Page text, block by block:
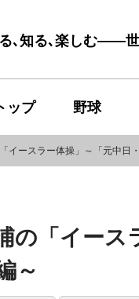
､知る､楽しむ――世
ップ 野球
イースラー体操」～「元中日
の「イー
～